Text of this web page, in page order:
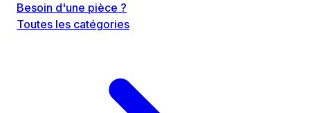
Besoin d'une pièce ?
Toutes les catégories